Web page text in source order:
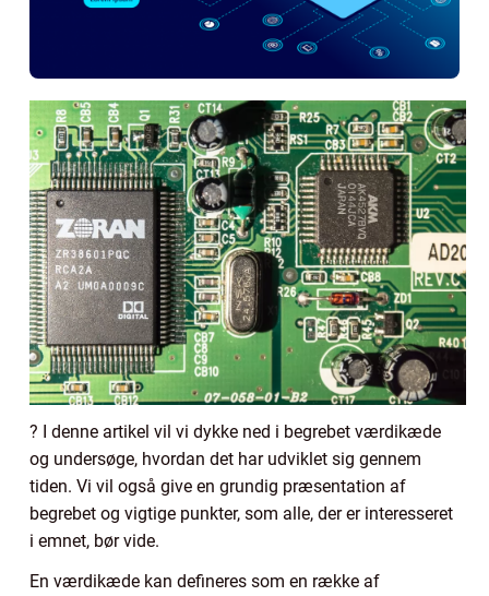
? I denne artikel vil vi dykke ned i begrebet værdikæde
og undersøge, hvordan det har udviklet sig gennem
tiden. Vi vil også give en grundig præsentation af
begrebet og vigtige punkter, som alle, der er interesseret
i emnet, bør vide.
En værdikæde kan defineres som en række af